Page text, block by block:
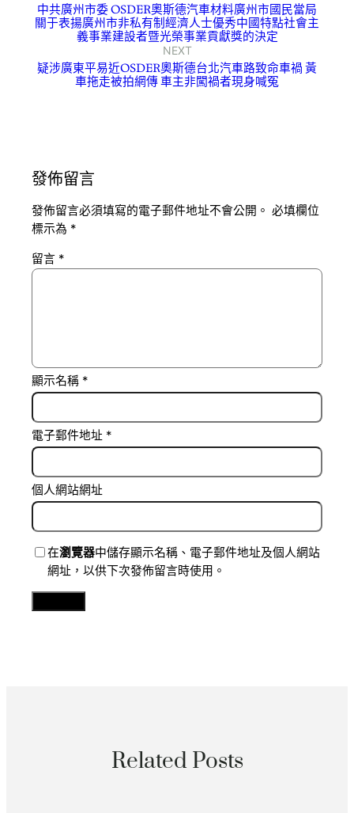
中共廣州市委 OSDER奧斯德汽車材料廣州市國民當局
關于表揚廣州市非私有制經濟人士優秀中國特點社會主
義事業建設者暨光榮事業貢獻獎的決定
NEXT
疑涉廣東平易近OSDER奧斯德台北汽車路致命車禍 黃
車拖走被拍網傳 車主非闖禍者現身喊冤
發佈留言
發佈留言必須填寫的電子郵件地址不會公開。 必填欄位
標示為 *
留言 *
顯示名稱 *
電子郵件地址 *
個人網站網址
在瀏覽器中儲存顯示名稱、電子郵件地址及個人網站
網址，以供下次發佈留言時使用。
Related Posts